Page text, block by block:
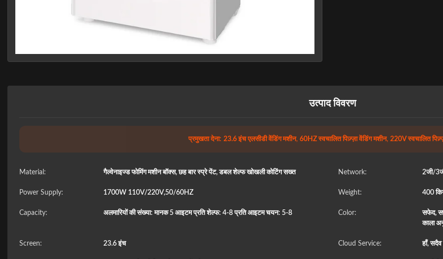
उत्पाद विवरण
प्रमुखता देना: 23.6 इंच एलसीडी वेंडिंग मशीन, 60HZ स्वचालित पिज़्ज़ा वेंडिंग मशीन, 220V स्वचालित
Material: गैल्वेनाइज्ड फोमिंग मशीन बॉक्स, छह बार स्प्रे पेंट, डबल शेल्फ खोखली कोटिंग सख्त Network: 2जी/
Power Supply: 1700W 110V/220V,50/60HZ Weight: 400
Capacity: अलमारियों की संख्या: मानक 5 आइटम प्रति शेल्फ: 4-8 प्रति आइटम चयन: 5-8 Color:
सफेद,
काला
Screen: 23.6 इंच Cloud Service: हाँ,